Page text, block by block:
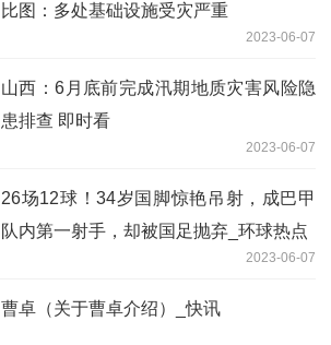
比图：多处基础设施受灾严重
2023-06-07
山西：6月底前完成汛期地质灾害风险隐
患排查 即时看
2023-06-07
26场12球！34岁国脚惊艳吊射，成巴甲
队内第一射手，却被国足抛弃_环球热点
2023-06-07
曹卓（关于曹卓介绍）_快讯